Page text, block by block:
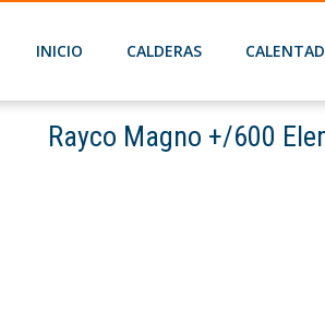
INICIO CALDERAS
Rayco Magno +/600